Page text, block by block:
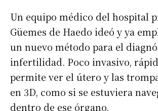
Un equipo médico del hospital
Güemes de Haedo ideó y ya
un nuevo método para el
infertilidad. Poco invasivo,
permite ver el útero y las
en 3D, como si se estuviera
dentro de ese órgano.